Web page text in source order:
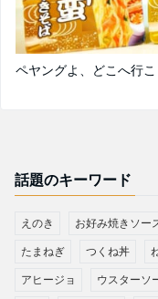
ペヤングよ、どこへ行
話題のキーワード
えのき お好み焼きソー
たまねぎ つくね丼
アヒージョ ウスターソ